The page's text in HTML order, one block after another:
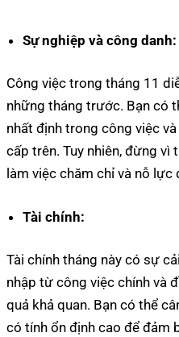
Sự nghiệp và công danh:
Công việc trong tháng 11
những tháng trước. Bạn có
nhất định trong công việc
cấp trên. Tuy nhiên, đừng vì
làm việc chăm chỉ và nỗ
Tài chính:
Tài chính tháng này có sự
nhập từ công việc chính và
quả khả quan. Bạn có thể
có tính ổn định cao để đảm